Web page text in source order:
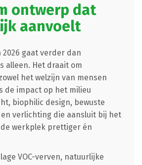
ontwerp dat
aanvoelt
2026 gaat verder dan
alleen. Het draait om
het welzijn van mensen
de impact op het milieu
biophilic design, bewuste
verlichting die aansluit bij het
werkplek prettiger én
VOC-verven, natuurlijke